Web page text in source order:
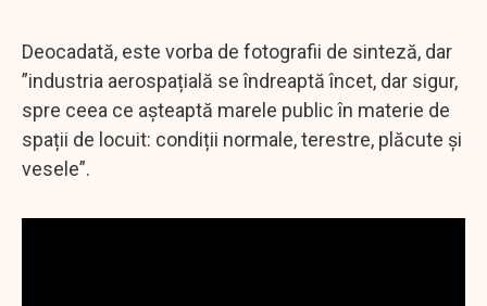
Deocadată, este vorba de fotografii de sinteză, dar
”industria aerospațială se îndreaptă încet, dar sigur,
spre ceea ce așteaptă marele public în materie de
spații de locuit: condiții normale, terestre, plăcute și
vesele”.